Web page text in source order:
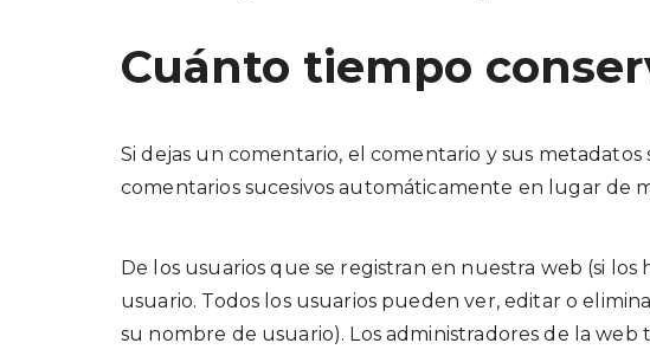
Cuánto tiempo
Si dejas un comentario, el comentario y sus
comentarios sucesivos automáticamente en lugar de
De los usuarios que se registran en nuestra web (si
usuario. Todos los usuarios pueden ver, editar o
su nombre de usuario). Los administradores de la